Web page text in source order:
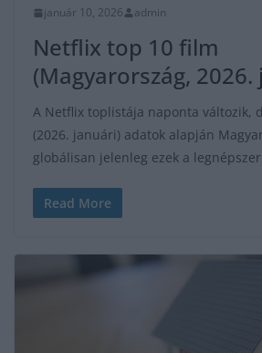
január 10, 2026 admin
Netflix top 10 film
(Magyarország, 2026.
A Netflix toplistája naponta változik,
(2026. januári) adatok alapján
globálisan jelenleg ezek a
Read More